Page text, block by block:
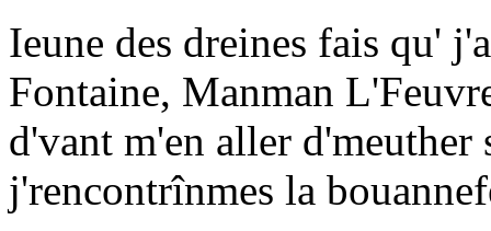
Ieune des dreines fais qu'
Fontaine, Manman
d'vant m'en aller d'meuther
j'rencontrînmes la